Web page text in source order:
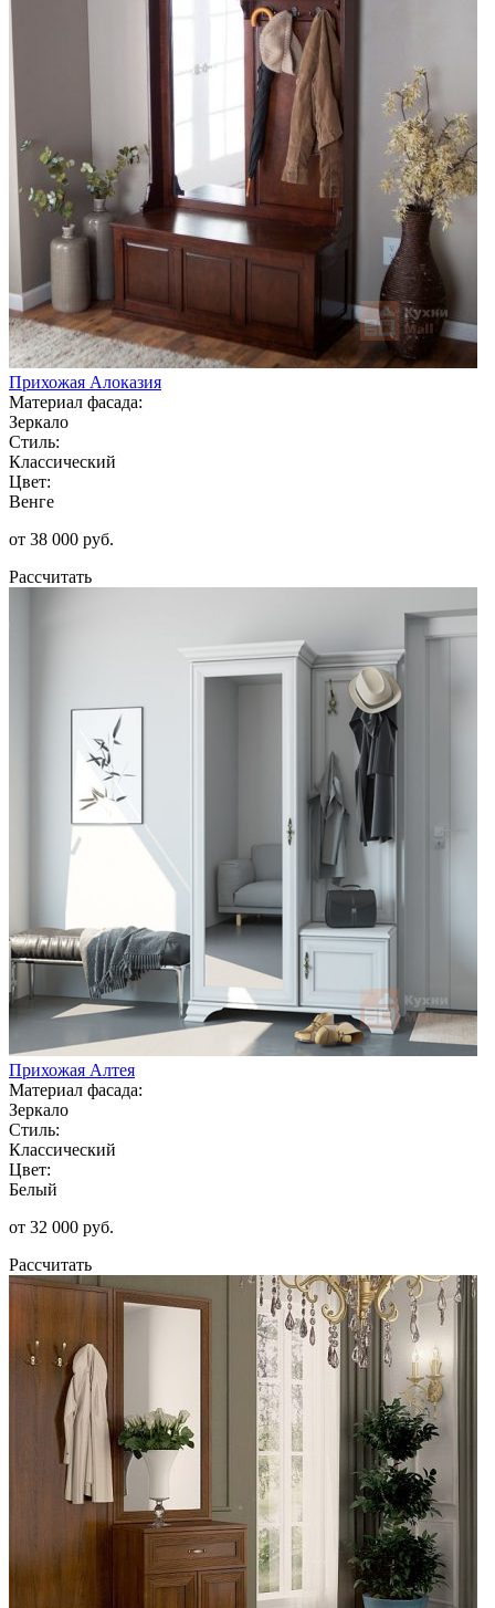
Прихожая Алоказия
Материал фасада:
Зеркало
Стиль:
Классический
Цвет:
Венге
от 38 000 руб.
Рассчитать
Прихожая Алтея
Материал фасада:
Зеркало
Стиль:
Классический
Цвет:
Белый
от 32 000 руб.
Рассчитать